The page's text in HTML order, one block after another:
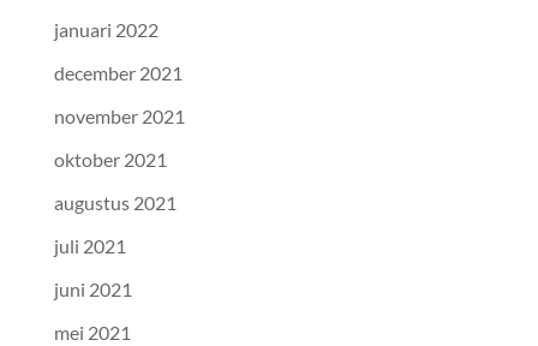
januari 2022
december 2021
november 2021
oktober 2021
augustus 2021
juli 2021
juni 2021
mei 2021